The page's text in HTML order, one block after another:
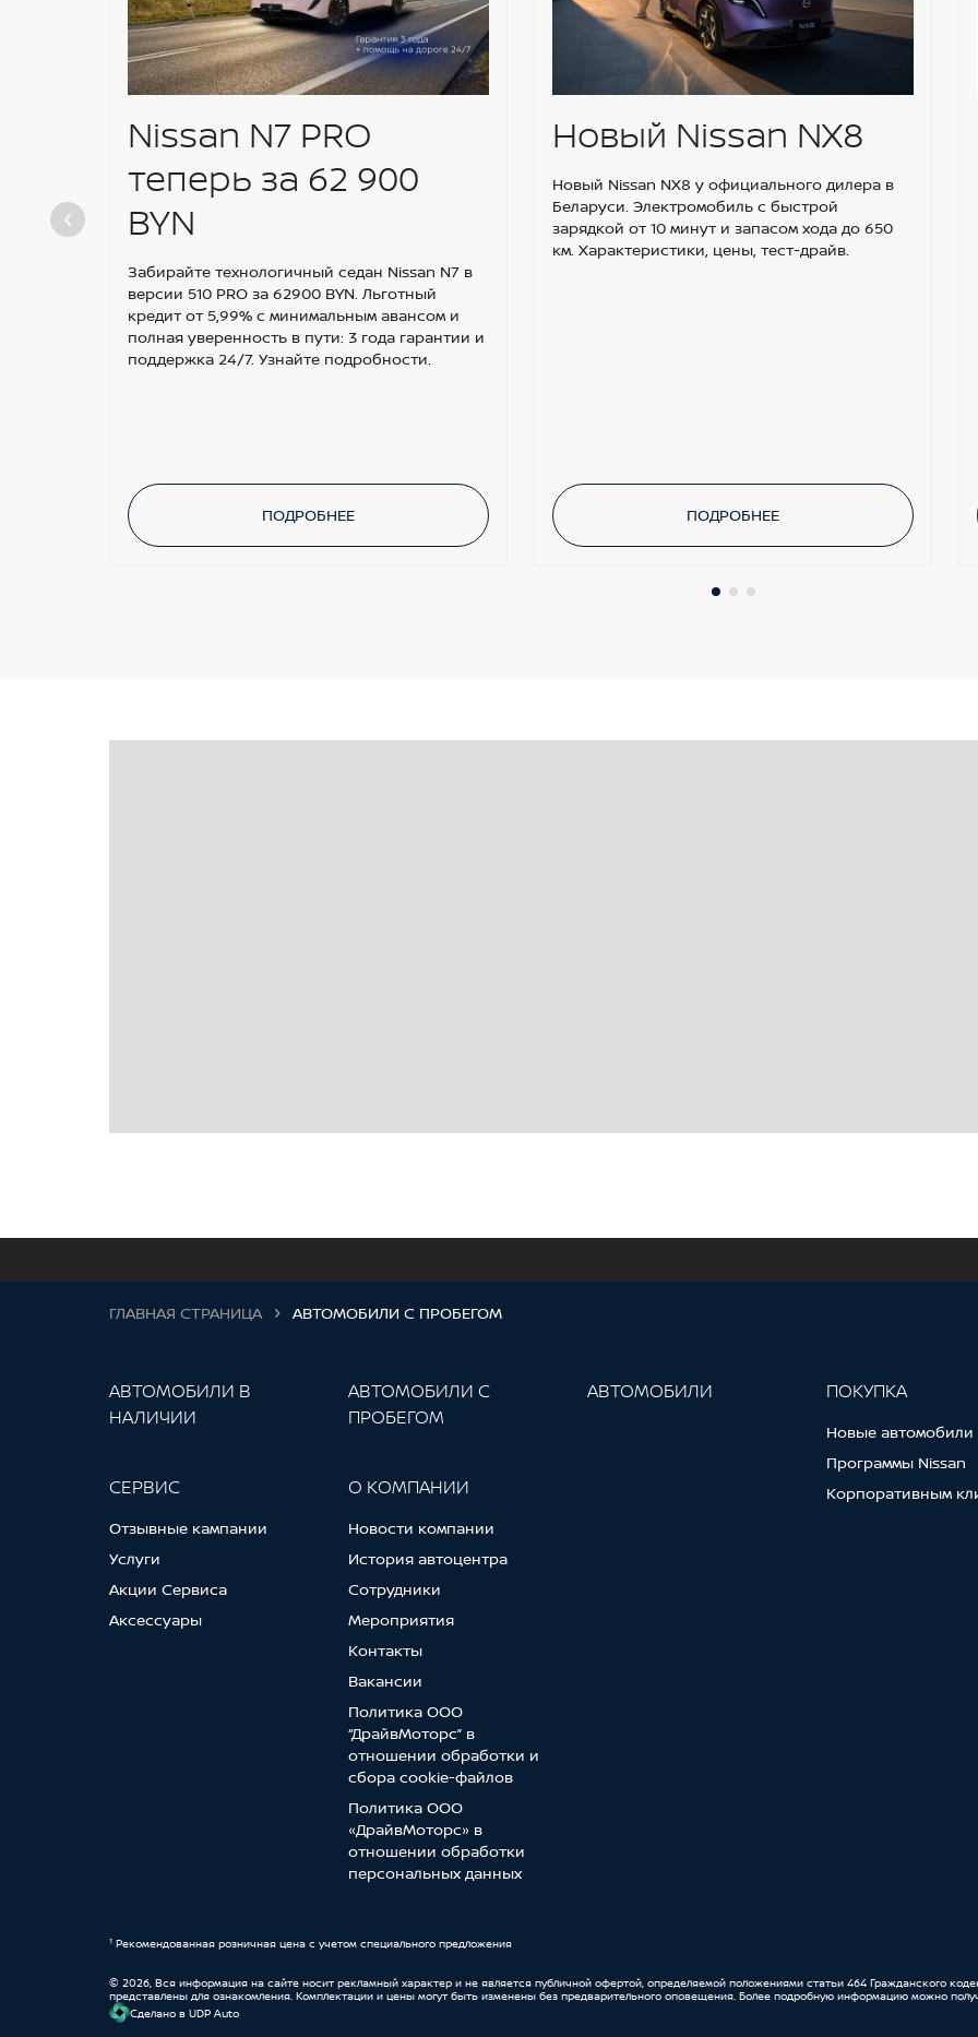
Nissan N7 PRO
теперь за 62 900
BYN
Забирайте технологичный седан Nissan N7 в
версии 510 PRO за 62900 BYN. Льготный
кредит от 5,99% с минимальным авансом и
полная уверенность в пути: 3 года гарантии и
поддержка 24/7. Узнайте подробности.
ПОДРОБНЕЕ
Новый Nissan NX8
Новый Nissan NX8 у официального дилера в
Беларуси. Электромобиль с быстрой
зарядкой от 10 минут и запасом хода до 650
км. Характеристики, цены, тест-драйв.
ПОДРОБНЕЕ
ГЛАВНАЯ СТРАНИЦА АВТОМОБИЛИ С ПРОБЕГОМ
АВТОМОБИЛИ В
НАЛИЧИИ
СЕРВИС
Отзывные кампании
Услуги
Акции Сервиса
Аксессуары
АВТОМОБИЛИ С
ПРОБЕГОМ
О КОМПАНИИ
Новости компании
История автоцентра
Сотрудники
Мероприятия
Контакты
Вакансии
Политика ООО
“ДрайвМоторс” в
отношении обработки и
сбора cookie-файлов
Политика ООО
«ДрайвМоторс» в
отношении обработки
персональных данных
АВТОМОБИЛИ ПОКУПКА
Новые автомобили
Программы Nissan
Корпоративным
¹ Рекомендованная розничная цена с учетом специального предложения
© 2026, Вся информация на сайте носит рекламный характер и не является публичной офертой, определяемой положениями статьи 464 Гражданского
представлены для ознакомления. Комплектации и цены могут быть изменены без предварительного оповещения. Более подробную информацию можно
Cделано в UDP Auto